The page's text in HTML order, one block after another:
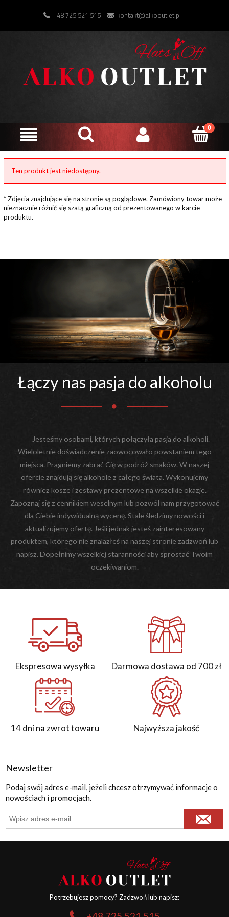
+48 725 521 515 kontakt@alkooutlet.pl
Ten produkt jest niedostępny.
* Zdjęcia znajdujące się na stronie są poglądowe. Zamówiony towar może
nieznacznie różnić się szatą graficzną od prezentowanego w karcie
produktu.
Łączy nas pasja do alkoholu
Jesteśmy osobami, których połączyła pasja do alkoholi.
Wieloletnie doświadczenie zaowocowało powstaniem tego
miejsca. Pragniemy zabrać Cię w podróż smaków. W naszej
ofercie znajdują się alkohole z całego świata. Wykonujemy
również kosze i zestawy prezentowe na wszelkie okazje.
Zapoznaj się z cennikiem weselnym lub pozwól nam przygotować
dla Ciebie indywidualną wycenę. Stale śledzimy nowości i
aktualizujemy ofertę. Jeśli jednak jesteś zainteresowany
produktem, którego nie znalazłeś na naszej stronie zadzwoń lub
napisz. Dopełnimy wszelkiej staranności aby sprostać Twoim
oczekiwaniom.
Ekspresowa wysyłka Darmowa dostawa od 700 zł
14 dni na zwrot towaru Najwyższa jakość
Newsletter
Podaj swój adres e-mail, jeżeli chcesz otrzymywać informacje o
nowościach i promocjach.
Potrzebujesz pomocy? Zadzwoń lub napisz: